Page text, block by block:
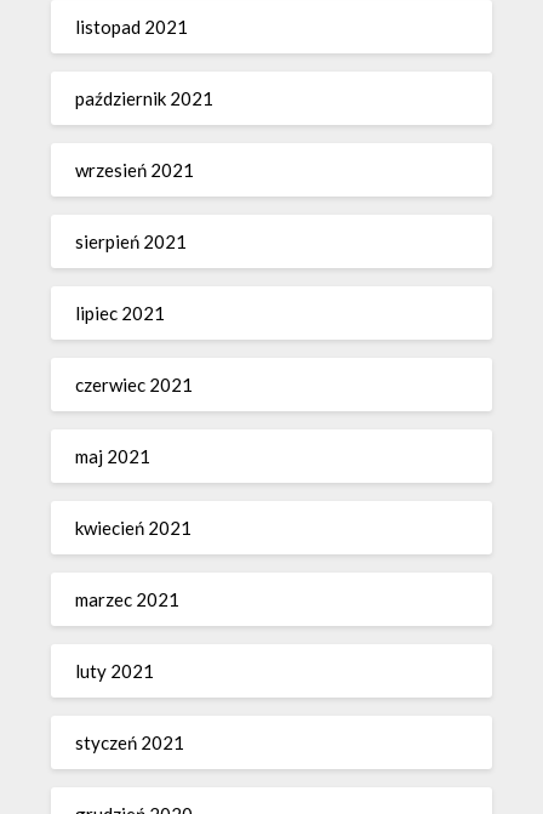
listopad 2021
październik 2021
wrzesień 2021
sierpień 2021
lipiec 2021
czerwiec 2021
maj 2021
kwiecień 2021
marzec 2021
luty 2021
styczeń 2021